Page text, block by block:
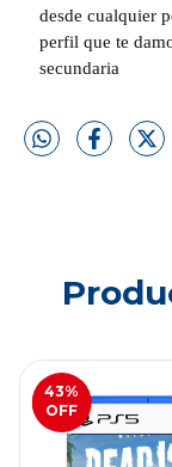
desde cualquier
perfil que te
secundaria
43%
OFF